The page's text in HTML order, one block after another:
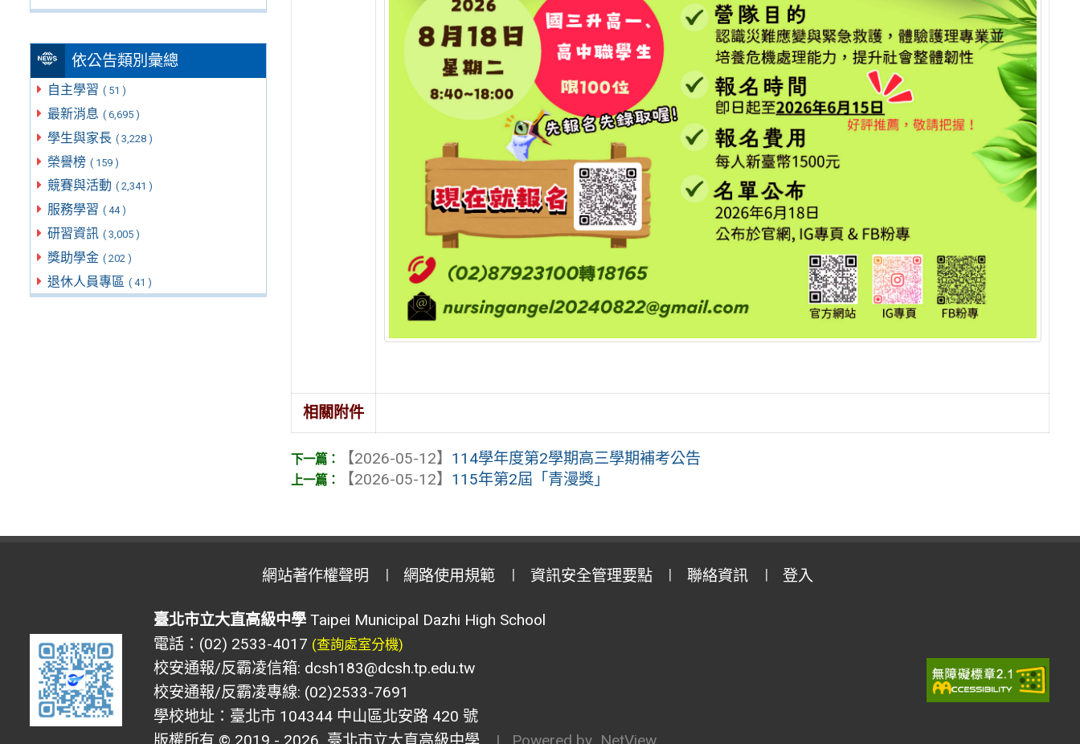
依公告類別彙總
自主學習 ( 51 )
最新消息 ( 6,695 )
學生與家長 ( 3,228 )
榮譽榜 ( 159 )
競賽與活動 ( 2,341 )
服務學習 ( 44 )
研習資訊 ( 3,005 )
獎助學金 ( 202 )
退休人員專區 ( 41 )
相關附件
【2026-05-12】 114學年度第2學期高三學期補考公告
【2026-05-12】 115年第2屆「青漫獎」
網站著作權聲明 網路使用規範 資訊安全管理要點 聯絡資訊 登入
臺北市立大直高級中學Taipei Municipal Dazhi High School
電話：(02) 2533-4017 (查詢處室分機)
校安通報/反霸凌信箱: dcsh183@dcsh.tp.edu.tw
校安通報/反霸凌專線: (02)2533-7691
學校地址：臺北市 104344 中山區北安路 420 號